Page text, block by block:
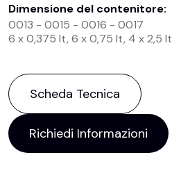
Dimensione del contenitore:
0013 - 0015 - 0016 - 0017
6 x 0,375 lt, 6 x 0,75 lt, 4 x 2,5 lt
Scheda Tecnica
Richiedi Informazioni